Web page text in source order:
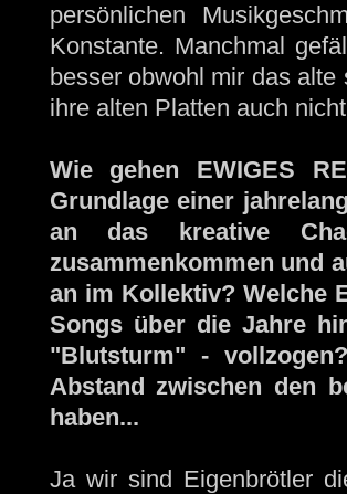
persönlichen
Konstante. Manchmal
besser obwohl mir das
ihre alten Platten auch
Wie gehen EWIGES
Grundlage einer
an das kreative
zusammenkommen und
an im Kollektiv? Welche
Songs über die Jahre
"Blutsturm" -
Abstand zwischen den
haben...
Ja wir sind Eigenbrötler